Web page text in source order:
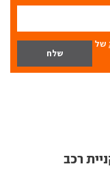
של
רכב